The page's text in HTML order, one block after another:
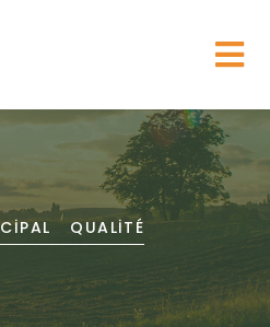
QUALITÉ